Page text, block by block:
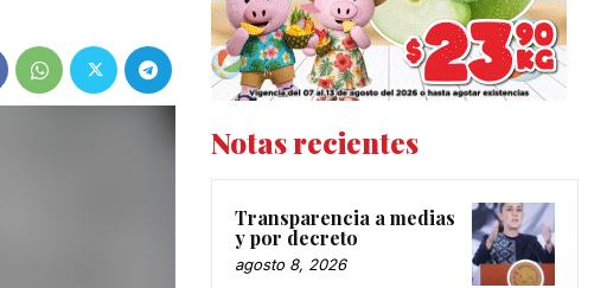
Notas recientes
Transparencia a medias
y por decreto
agosto 8, 2026